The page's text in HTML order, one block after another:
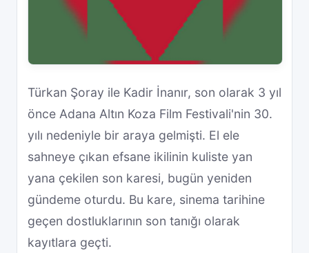
Türkan Şoray ile Kadir İnanır, son olarak 3 yıl
önce Adana Altın Koza Film Festivali'nin 30.
yılı nedeniyle bir araya gelmişti. El ele
sahneye çıkan efsane ikilinin kuliste yan
yana çekilen son karesi, bugün yeniden
gündeme oturdu. Bu kare, sinema tarihine
geçen dostluklarının son tanığı olarak
kayıtlara geçti.